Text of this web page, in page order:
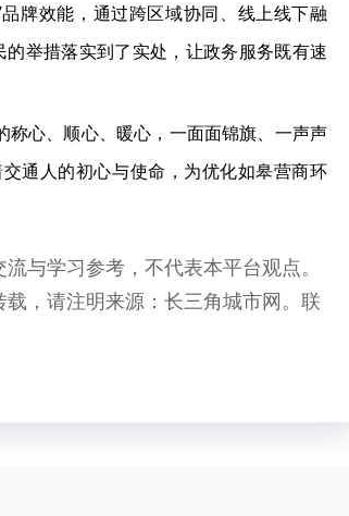
牌效能，通过跨区域协同、线上线下融
的举措落实到了实处，让政务服务既有速
心、顺心、暖心，一面面锦旗、一声声
通人的初心与使命，为优化如皋营商环
与学习参考，不代表本平台观点。
，请注明来源：长三角城市网。联